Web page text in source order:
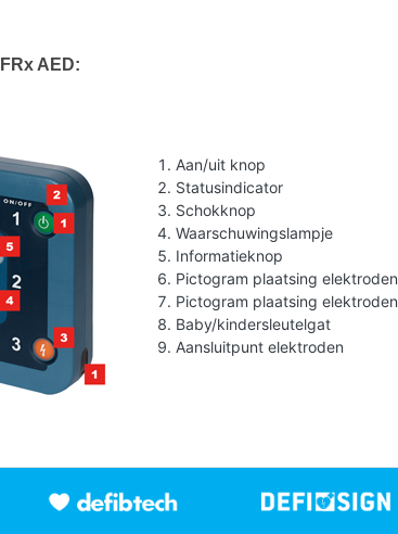
AED:
Aan/uit knop
Statusindicator
Schokknop
Waarschuwingslampje
Informatieknop
Pictogram plaatsing elektroden
Pictogram plaatsing elektroden
Baby/kindersleutelgat
Aansluitpunt elektroden